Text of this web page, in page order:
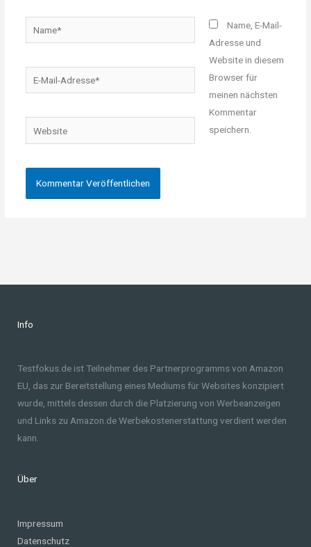
Mail-
Website
Name, E-Mail-
Adresse und
Website in diesem
Browser für
meinen nächsten
Kommentar
speichern.
Info
Testfokus.de ist Teilnehmer des Partnerprogramms von Amazon
EU, das zur Bereitstellung eines Mediums für Websites konzipiert
wurde, mittels dessen durch die Platzierung von Werbeanzeigen
und Links zu Amazon.de Werbekostenerstattung verdient werden
kann.
Über
Impressum
Datenschutz